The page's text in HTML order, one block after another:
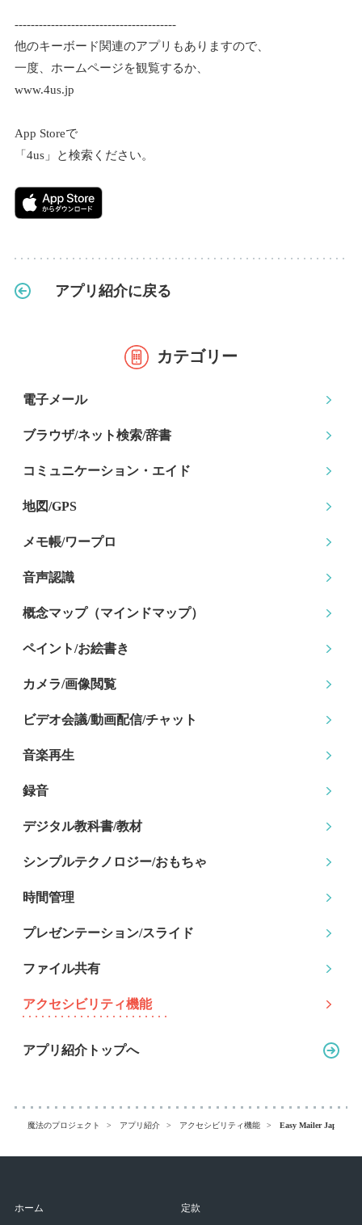
魔法のプロジェクト アプリ紹介 アクセシビリティ機能 Easy Mailer Japanese
----------------------------------------
他のキーボード関連のアプリもありますので、
一度、ホームページを観覧するか、
www.4us.jp
App Storeで
「4us」と検索ください。
アプリ紹介に戻る
カテゴリー
電子メール
ブラウザ/ネット検索/辞書
コミュニケーション・エイド
地図/GPS
メモ帳/ワープロ
音声認識
概念マップ（マインドマップ）
ペイント/お絵書き
カメラ/画像閲覧
ビデオ会議/動画配信/チャット
音楽再生
録音
デジタル教科書/教材
シンプルテクノロジー/おもちゃ
時間管理
プレゼンテーション/スライド
ファイル共有
アクセシビリティ機能
アプリ紹介トップへ
ホーム 定款